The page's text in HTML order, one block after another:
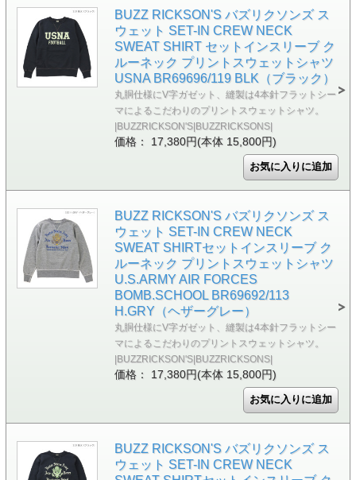
BUZZ RICKSON'S バズリクソンズ ス
ウェット SET-IN CREW NECK
SWEAT SHIRT セットインスリーブ ク
ルーネック プリントスウェットシャツ
USNA BR69696/119 BLK（ブラック）
丸胴仕様にV字ガゼット、縫製は4本針フラットシー
マによるこだわりのプリントスウェットシャツ。
|BUZZRICKSON'S|BUZZRICKSONS|
価格： 17,380円(本体 15,800円)
BUZZ RICKSON'S バズリクソンズ ス
ウェット SET-IN CREW NECK
SWEAT SHIRTセットインスリーブ ク
ルーネック プリントスウェットシャツ
U.S.ARMY AIR FORCES
BOMB.SCHOOL BR69692/113
H.GRY（ヘザーグレー）
丸胴仕様にV字ガゼット、縫製は4本針フラットシー
マによるこだわりのプリントスウェットシャツ。
|BUZZRICKSON'S|BUZZRICKSONS|
価格： 17,380円(本体 15,800円)
BUZZ RICKSON'S バズリクソンズ ス
ウェット SET-IN CREW NECK